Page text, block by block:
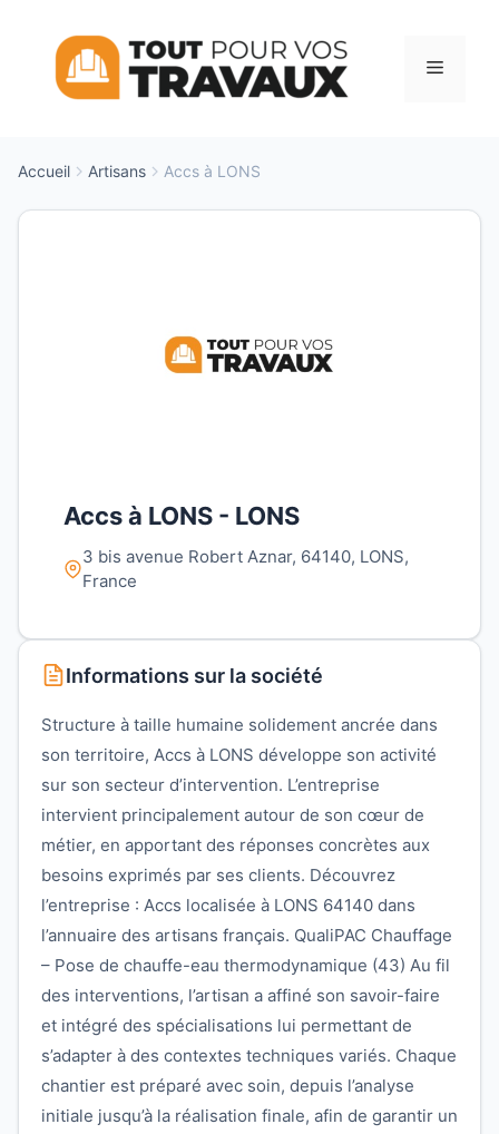
contenu
Menu
Accueil Artisans Accs à LONS
Accs à LONS - LONS
3 bis avenue Robert Aznar, 64140, LONS,
France
Informations sur la société
Structure à taille humaine solidement ancrée dans
son territoire, Accs à LONS développe son activité
sur son secteur d’intervention. L’entreprise
intervient principalement autour de son cœur de
métier, en apportant des réponses concrètes aux
besoins exprimés par ses clients. Découvrez
l’entreprise : Accs localisée à LONS 64140 dans
l’annuaire des artisans français. QualiPAC Chauffage
– Pose de chauffe-eau thermodynamique (43) Au fil
des interventions, l’artisan a affiné son savoir-faire
et intégré des spécialisations lui permettant de
s’adapter à des contextes techniques variés. Chaque
chantier est préparé avec soin, depuis l’analyse
initiale jusqu’à la réalisation finale, afin de garantir un